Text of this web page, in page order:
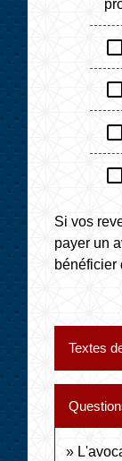
check_box_outline_blank
check_box_outline_blank
check_box_outline_blank
check_box_outline_blank
Si vos
payer un
bénéficier
Textes